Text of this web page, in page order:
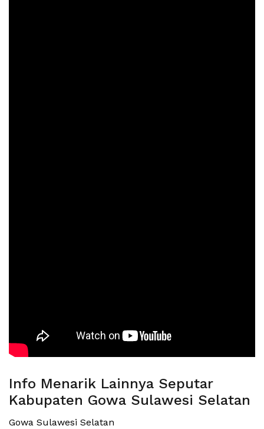
Info Menarik Lainnya Seputar
Kabupaten Gowa Sulawesi Selatan
Gowa Sulawesi Selatan